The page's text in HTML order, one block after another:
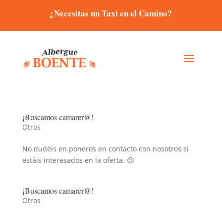
¿Necesitas un Taxi en el Camino?
¡Buscamos camarer@!
Otros
No dudéis en poneros en contacto con nosotros si
estáis interesados en la oferta. 😉
¡Buscamos camarer@!
Otros